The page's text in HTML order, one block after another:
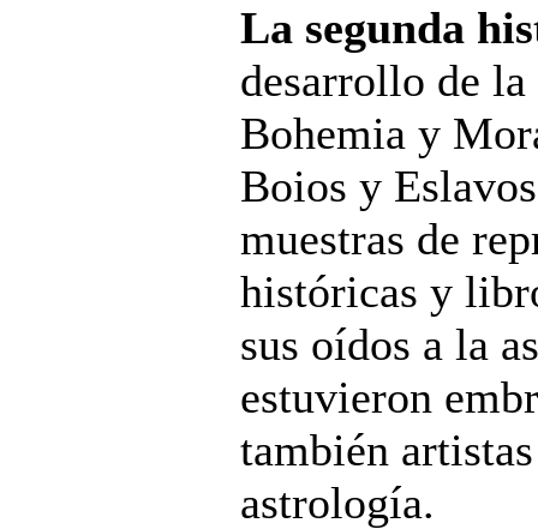
La segunda
desarrollo de
Bohemia y
Boios y
muestras de
históricas y
sus oídos a la
estuvieron
también
astrología.